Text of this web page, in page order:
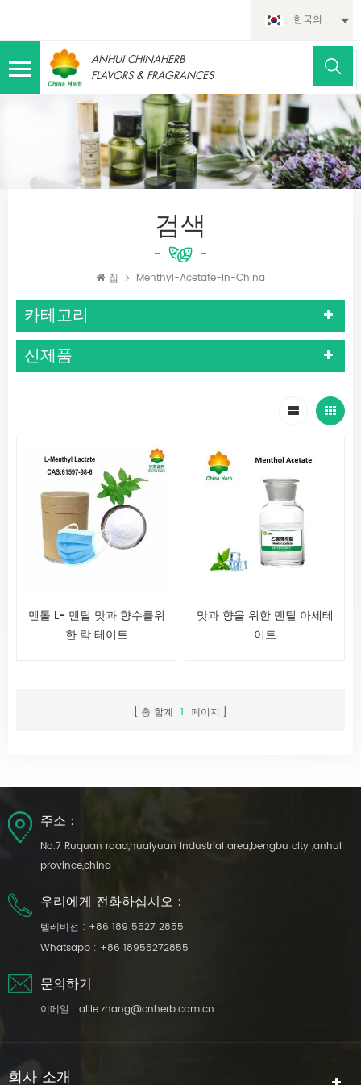
한국의
ANHUI CHINAHERB
FLAVORS & FRAGRANCES
검색
집 Menthyl-Acetate-In-China
카테고리
신제품
멘톨 L- 멘틸 맛과 향수를위
한 락 테이트
맛과 향을 위한 멘틸 아세테
이트
총 합계 1 페이지
주소 :
No.7 Ruquan road,huaiyuan industrial area,bengbu city ,anhui
province,china
우리에게 전화하십시오 :
텔레비전 : +86 189 5527 2855
Whatsapp : +86 18955272855
문의하기 :
이메일 : allie.zhang@cnherb.com.cn
회사 소개